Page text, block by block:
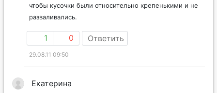
чтобы кусочки были относительно крепенькими и не
разваливались.
1 0 Ответить
29.08.11 09:50
Екатерина